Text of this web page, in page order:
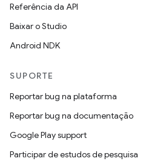
Referência da API
Baixar o Studio
Android NDK
SUPORTE
Reportar bug na plataforma
Reportar bug na documentação
Google Play support
Participar de estudos de pesquisa